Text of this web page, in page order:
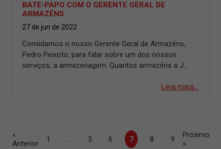
BATE-PAPO COM O GERENTE GERAL DE
ARMAZÉNS
27 de jun de 2022
Convidamos o nosso Gerente Geral de Armazéns,
Pedro Peixoto, para falar sobre um dos nossos
serviços, a armazenagem. Quantos armazéns a J...
Leia mais...
«
Anterior
1 … 5 6 7 8 9
Próximo
»